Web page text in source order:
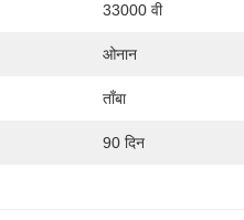
33000 वी
ओनान
ताँबा
90 दिन